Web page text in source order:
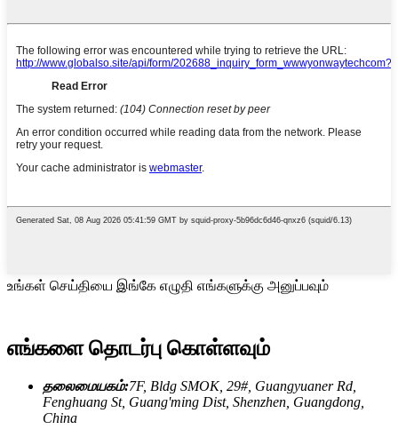
உங்கள் செய்தியை இங்கே எழுதி எங்களுக்கு அனுப்பவும்
எங்களை தொடர்பு கொள்ளவும்
தலைமையகம்:7F, Bldg SMOK, 29#, Guangyuaner Rd,
Fenghuang St, Guang'ming Dist, Shenzhen, Guangdong,
China